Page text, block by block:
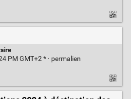
PM GMT+2 * · permalien